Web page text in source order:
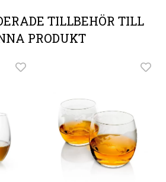
TILLBEHÖR TILL
PRODUKT